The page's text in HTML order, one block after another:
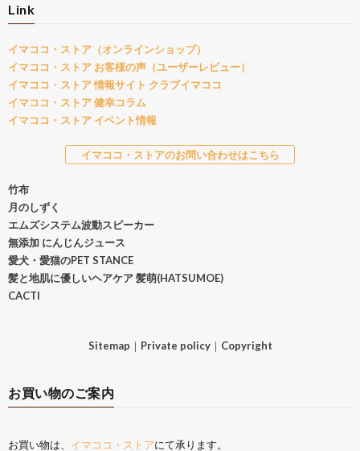
Link
イマココ・ストア（オンラインショップ）
イマココ・ストア お客様の声（ユーザーレビュー）
イマココ・ストア 情報サイト クラブイマココ
イマココ・ストア 健幸コラム
イマココ・ストア イベント情報
イマココ・ストアのお問い合わせはこちら
竹布
月のしずく
エムズシステム波動スピーカー
無添加 にんじんジュース
愛犬・愛猫のPET STANCE
髪と地肌に優しいヘアケア 髪萌(HATSUMOE)
CACTI
Sitemap ｜ Private policy｜ Copyright
お買い物のご案内
お買い物は、 イマココ・ストアにて承ります。